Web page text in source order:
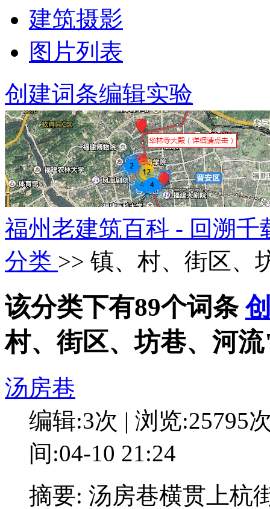
建筑摄影
图片列表
创建词条编辑实验
福州老建筑百科 - 回溯
分类 >> 镇、村、街区、
该分类下有89个词条
村、街区、坊巷、河
汤房巷
编辑:3次 | 浏览:25795
间:04-10 21:24
摘要: 汤房巷横贯上杭